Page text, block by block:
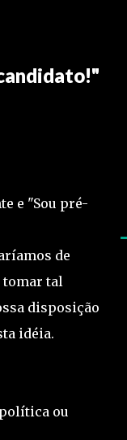
e "Sou pré-
de
tomar tal
disposição
idéia.
ou